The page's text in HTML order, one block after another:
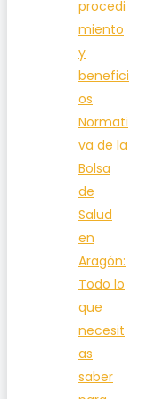
procedi
miento
y
benefici
os
Normati
va de la
Bolsa
de
Salud
en
Aragón:
Todo lo
que
necesit
as
saber